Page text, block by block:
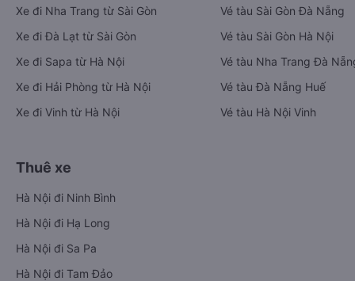
Xe đi Nha Trang từ Sài Gòn
Xe đi Đà Lạt từ Sài Gòn
Xe đi Sapa từ Hà Nội
Xe đi Hải Phòng từ Hà Nội
Xe đi Vinh từ Hà Nội
Vé tàu Sài Gòn Đà Nẵng
Vé tàu Sài Gòn Hà Nội
Vé tàu Nha Trang Đà
Vé tàu Đà Nẵng Huế
Vé tàu Hà Nội Vinh
Thuê xe
Hà Nội đi Ninh Bình
Hà Nội đi Hạ Long
Hà Nội đi Sa Pa
Hà Nội đi Tam Đảo